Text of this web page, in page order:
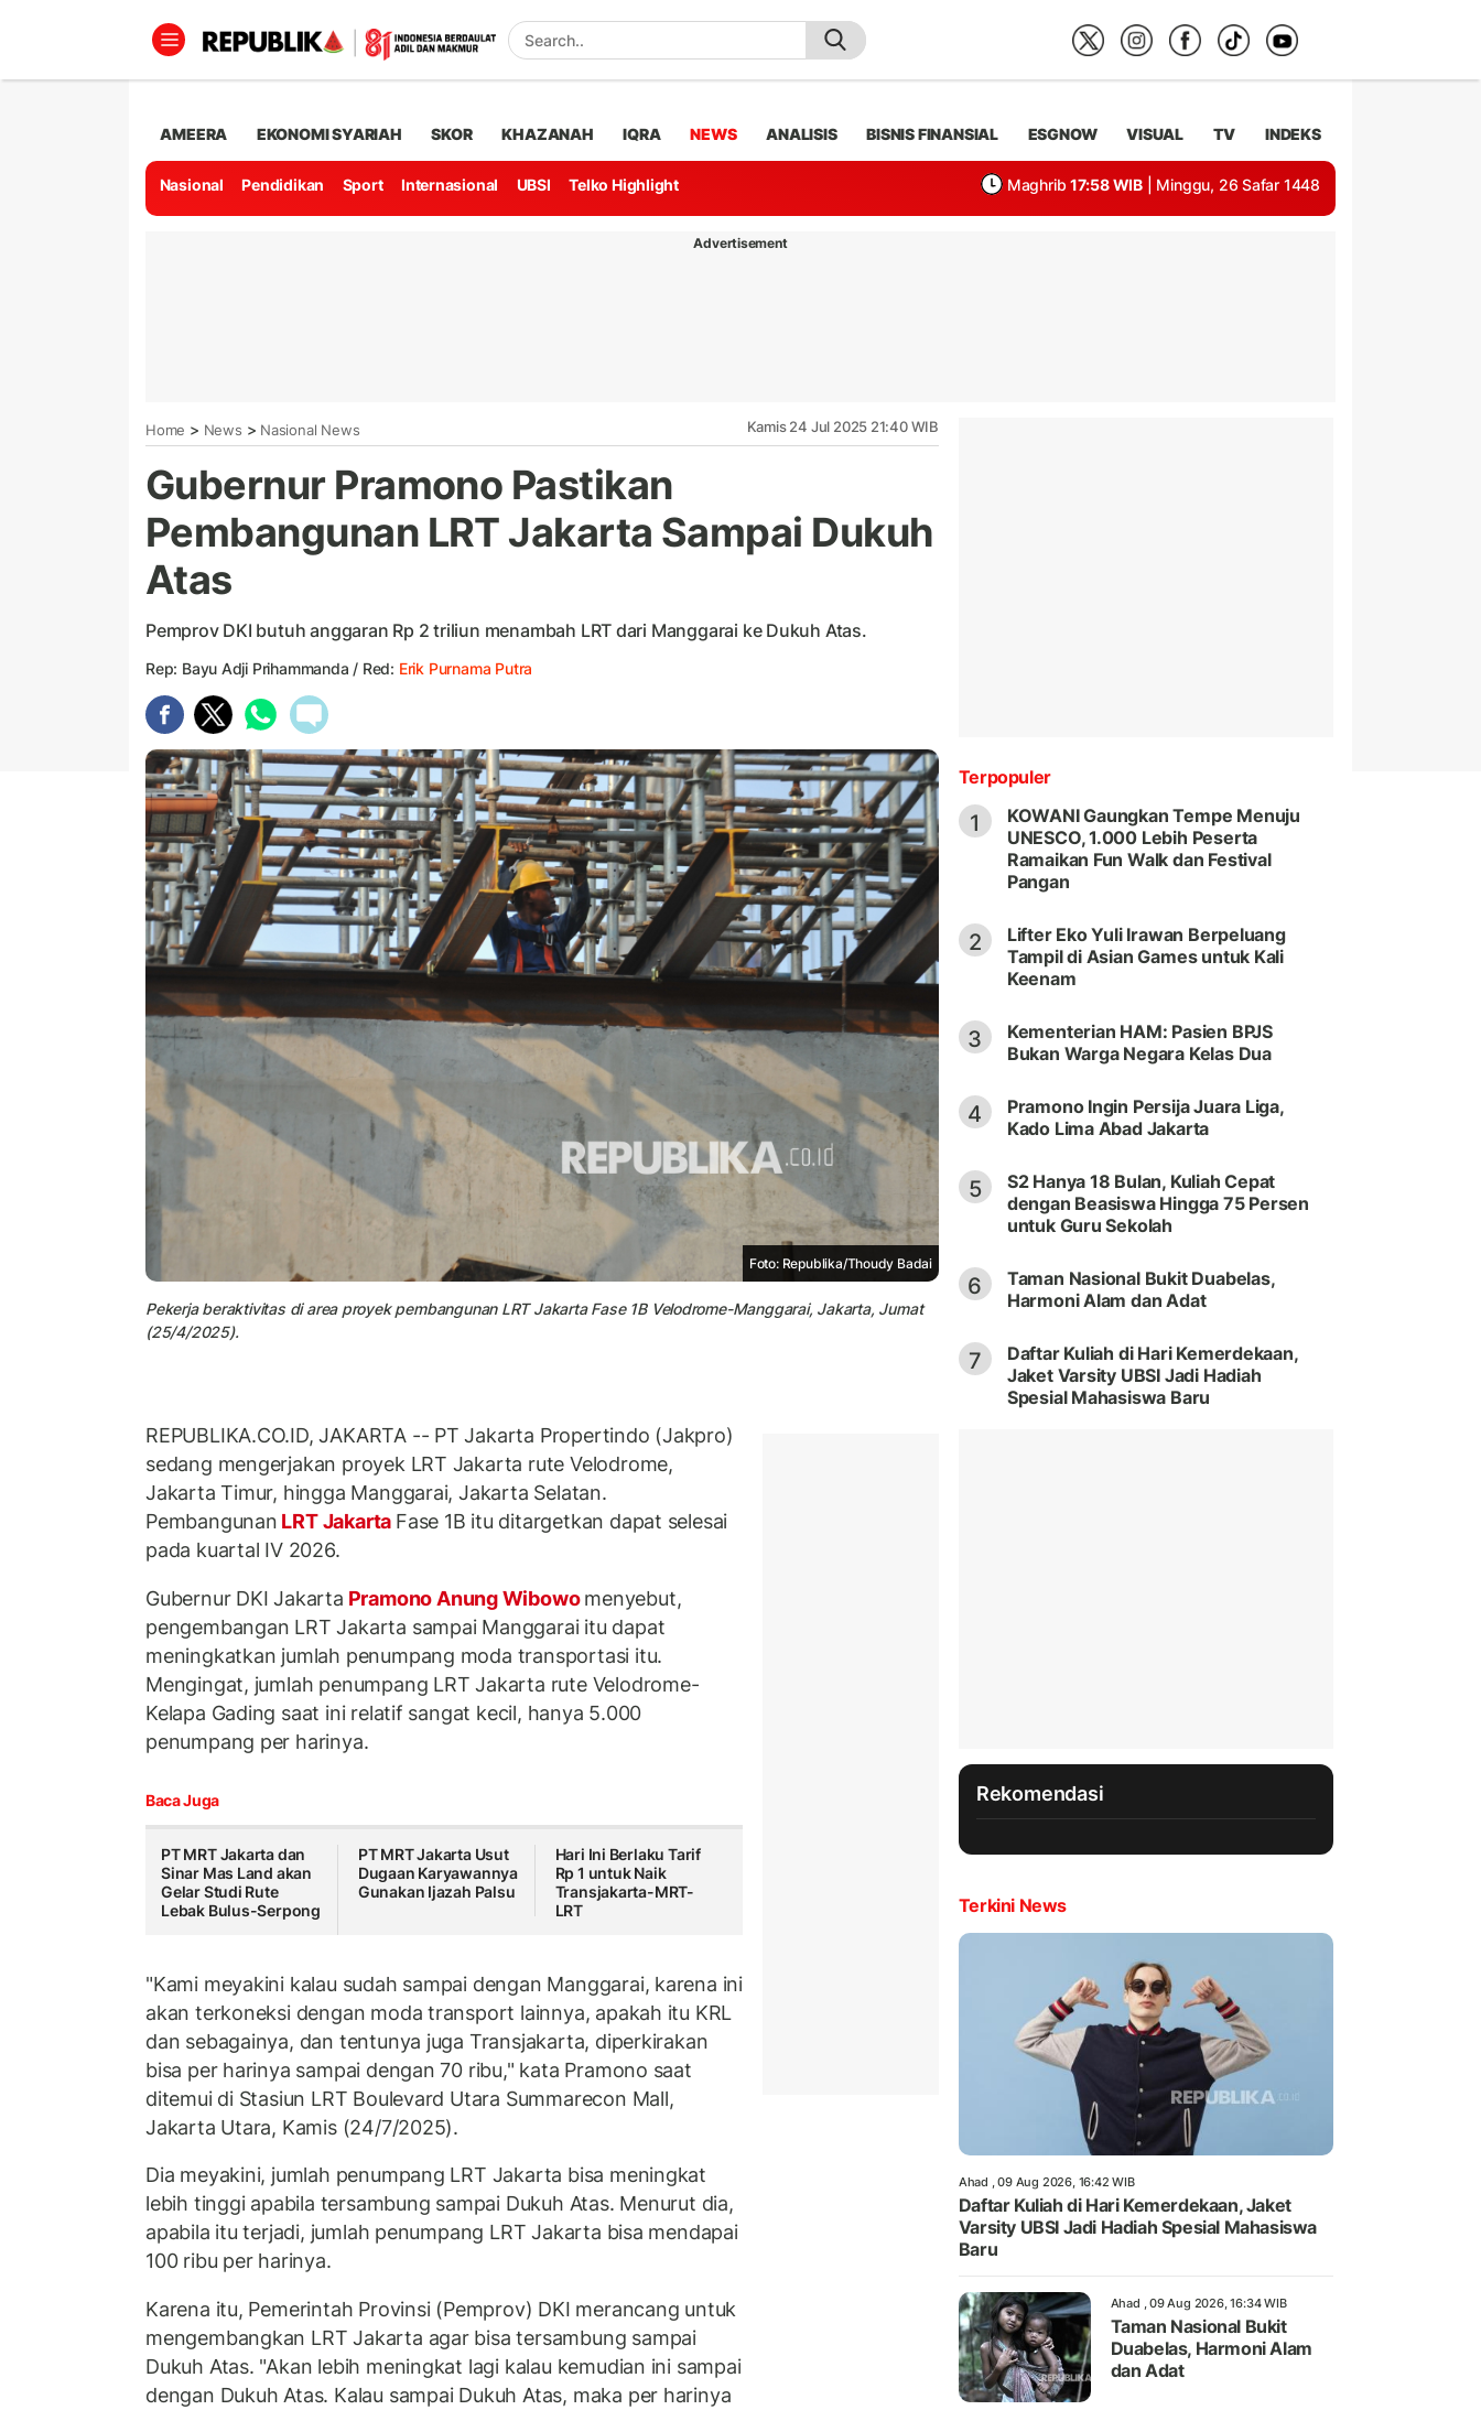
AMEERA EKONOMI SYARIAH SKOR KHAZANAH IQRA NEWS ANALISIS BISNIS FINANSIAL ESGNOW VISUAL TV INDEKS
Nasional Pendidikan Sport Internasional UBSI Telko Highlight Maghrib 17:58 WIB | Minggu, 26 Safar 1448
Advertisement
Home > News > Nasional News Kamis 24 Jul 2025 21:40 WIB
Gubernur Pramono Pastikan
Pembangunan LRT Jakarta Sampai Dukuh
Atas
Pemprov DKI butuh anggaran Rp 2 triliun menambah LRT dari Manggarai ke Dukuh Atas.
Rep: Bayu Adji Prihammanda / Red: Erik Purnama Putra
Foto: Republika/Thoudy Badai
Pekerja beraktivitas di area proyek pembangunan LRT Jakarta Fase 1B Velodrome-Manggarai, Jakarta, Jumat
(25/4/2025).
REPUBLIKA.CO.ID, JAKARTA -- PT Jakarta Propertindo (Jakpro)
sedang mengerjakan proyek LRT Jakarta rute Velodrome,
Jakarta Timur, hingga Manggarai, Jakarta Selatan.
Pembangunan LRT Jakarta Fase 1B itu ditargetkan dapat selesai
pada kuartal IV 2026.
Gubernur DKI Jakarta Pramono Anung Wibowomenyebut,
pengembangan LRT Jakarta sampai Manggarai itu dapat
meningkatkan jumlah penumpang moda transportasi itu.
Mengingat, jumlah penumpang LRT Jakarta rute Velodrome-
Kelapa Gading saat ini relatif sangat kecil, hanya 5.000
penumpang per harinya.
Baca Juga
PT MRT Jakarta dan
Sinar Mas Land akan
Gelar Studi Rute
Lebak Bulus-Serpong
PT MRT Jakarta Usut
Dugaan Karyawannya
Gunakan Ijazah Palsu
Hari Ini Berlaku Tarif
Rp 1 untuk Naik
Transjakarta-MRT-
LRT
"Kami meyakini kalau sudah sampai dengan Manggarai, karena ini
akan terkoneksi dengan moda transport lainnya, apakah itu KRL
dan sebagainya, dan tentunya juga Transjakarta, diperkirakan
bisa per harinya sampai dengan 70 ribu," kata Pramono saat
ditemui di Stasiun LRT Boulevard Utara Summarecon Mall,
Jakarta Utara, Kamis (24/7/2025).
Dia meyakini, jumlah penumpang LRT Jakarta bisa meningkat
lebih tinggi apabila tersambung sampai Dukuh Atas. Menurut dia,
apabila itu terjadi, jumlah penumpang LRT Jakarta bisa mendapai
100 ribu per harinya.
Karena itu, Pemerintah Provinsi (Pemprov) DKI merancang untuk
mengembangkan LRT Jakarta agar bisa tersambung sampai
Dukuh Atas. "Akan lebih meningkat lagi kalau kemudian ini sampai
dengan Dukuh Atas. Kalau sampai Dukuh Atas, maka per harinya
Terpopuler
1
KOWANI Gaungkan Tempe Menuju
UNESCO, 1.000 Lebih Peserta
Ramaikan Fun Walk dan Festival
Pangan
2
Lifter Eko Yuli Irawan Berpeluang
Tampil di Asian Games untuk Kali
Keenam
3
Kementerian HAM: Pasien BPJS
Bukan Warga Negara Kelas Dua
4
Pramono Ingin Persija Juara Liga,
Kado Lima Abad Jakarta
5
S2 Hanya 18 Bulan, Kuliah Cepat
dengan Beasiswa Hingga 75 Persen
untuk Guru Sekolah
6
Taman Nasional Bukit Duabelas,
Harmoni Alam dan Adat
7
Daftar Kuliah di Hari Kemerdekaan,
Jaket Varsity UBSI Jadi Hadiah
Spesial Mahasiswa Baru
Rekomendasi
Terkini News
Ahad , 09 Aug 2026, 16:42 WIB
Daftar Kuliah di Hari Kemerdekaan, Jaket
Varsity UBSI Jadi Hadiah Spesial Mahasiswa
Baru
Ahad , 09 Aug 2026, 16:34 WIB
Taman Nasional Bukit
Duabelas, Harmoni Alam
dan Adat